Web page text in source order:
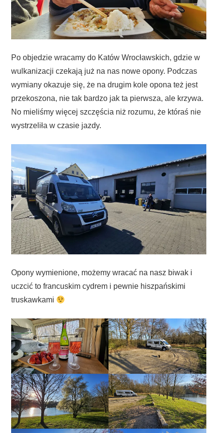
Po objedzie wracamy do Katów Wrocławskich, gdzie w
wulkanizacji czekają już na nas nowe opony. Podczas
wymiany okazuje się, że na drugim kole opona też jest
przekoszona, nie tak bardzo jak ta pierwsza, ale krzywa.
No mieliśmy więcej szczęścia niż rozumu, że któraś nie
wystrzeliła w czasie jazdy.
Opony wymienione, możemy wracać na nasz biwak i
uczcić to francuskim cydrem i pewnie hiszpańskimi
truskawkami